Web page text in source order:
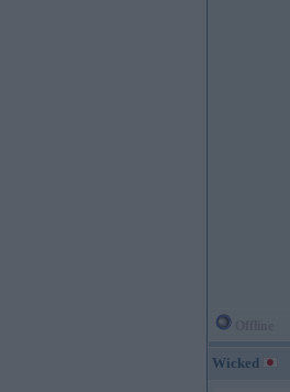
Wicked